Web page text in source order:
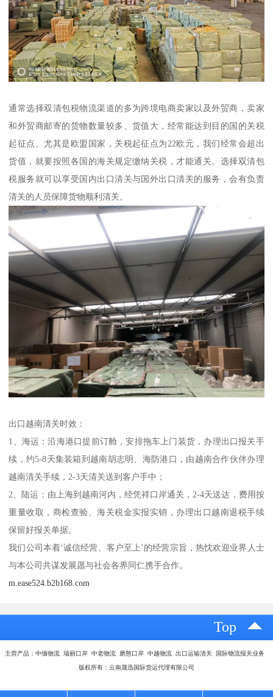
通常选择双清包税物流渠道的多为跨境电商卖家以及外贸商，卖家
和外贸商邮寄的货物数量较多、货值大，经常能达到目的国的关税
起征点。尤其是欧盟国家，关税起征点为22欧元，我们经常会超出
货值，就要按照各国的海关规定缴纳关税，才能通关。选择双清包
税服务就可以享受国内出口清关与国外出口清关的服务，会有负责
清关的人员保障货物顺利清关。
出口越南清关时效：
1、海运：沿海港口提前订舱，安排拖车上门装货，办理出口报关手
续，约5-8天集装箱到越南胡志明、海防港口，由越南合作伙伴办理
越南清关手续，2-3天清关送到客户手中；
2、陆运：由上海到越南河内，经凭祥口岸通关，2-4天送达，费用按
重量收取，商检查验、海关税金实报实销，办理出口越南退税手续
保留好报关单据。
我们公司本着‘诚信经营、客户至上’的经营宗旨，热忱欢迎业界人士
与本公司共谋发展愿与社会各界同仁携手合作。
m.ease524.b2b168.com
Top
主营产品：中缅物流 瑞丽口岸 中老物流 磨憨口岸 中越物流 出口运输清关 国际物流报关业务
版权所有：云南晟迅国际货运代理有限公司